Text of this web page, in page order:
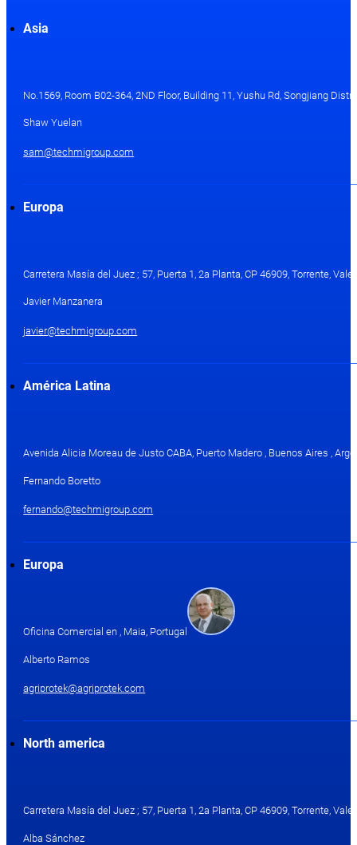
Asia
No.1569, Room B02-364, 2ND Floor, Building 11, Yushu Rd, Songjiang
Shaw Yuelan
sam@techmigroup.com
Europa
Carretera Masía del Juez ; 57, Puerta 1, 2a Planta, CP 46909, Torrente,
Javier Manzanera
javier@techmigroup.com
América Latina
Avenida Alicia Moreau de Justo CABA, Puerto Madero , Buenos Aires ,
Fernando Boretto
fernando@techmigroup.com
Europa
Oficina Comercial en , Maia, Portugal
Alberto Ramos
agriprotek@agriprotek.com
North america
Carretera Masía del Juez ; 57, Puerta 1, 2a Planta, CP 46909, Torrente,
Alba Sánchez